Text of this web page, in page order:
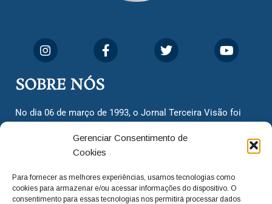
Gerenciar Consentimento de
Cookies
Para fornecer as melhores experiências, usamos tecnologias como
cookies para armazenar e/ou acessar informações do dispositivo. O
consentimento para essas tecnologias nos permitirá processar dados
SOBRE NÓS
No dia 06 de março de 1993, o Jornal Terceira Visão foi
cidadãos valinhenses, já que naquela época só existiam
dois jornais. Há mais de 30 anos, o jornal continua
com o foco de trazer as melhores notícias. Nunca
deixamos de lado as necessidades do cidadão, sempre